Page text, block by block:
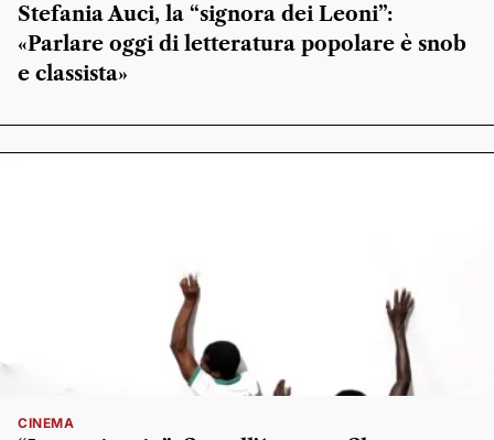
Stefania Auci, la “signora dei Leoni”:
«Parlare oggi di letteratura popolare è snob
e classista»
CINEMA